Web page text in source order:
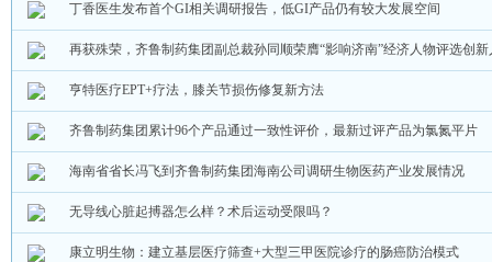
丁香医生发布首个GI相关调研报告，低GI产品仍有较大发展空间
再获殊荣，齐鲁制药集团副总裁孙同顺荣膺“影响济南”经济人物评选创新
亨特医疗EPT+疗法，膝关节损伤修复新方法
齐鲁制药集团累计96个产品通过一致性评价，最新过评产品为氯氮平片
海南省省长冯飞到齐鲁制药集团海南公司调研生物医药产业发展情况
无导线心脏起搏器怎么样？术后运动受限吗？
康立明生物：建立基层医疗筛查+大型三甲医院诊疗的肠癌防治模式